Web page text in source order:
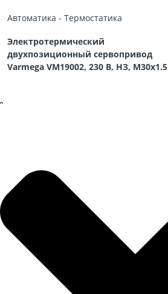
Автоматика - Термостатика
Электротермический
двухпозиционный сервопривод
Varmega VM19002, 230 В, НЗ, M30х1.5